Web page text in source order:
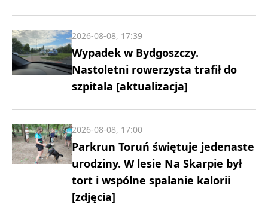
Wypadek w Bydgoszczy.
Nastoletni rowerzysta trafił do
szpitala [aktualizacja]
2026-08-08, 17:39
Parkrun Toruń świętuje jedenaste
urodziny. W lesie Na Skarpie był
tort i wspólne spalanie kalorii
[zdjęcia]
2026-08-08, 17:00